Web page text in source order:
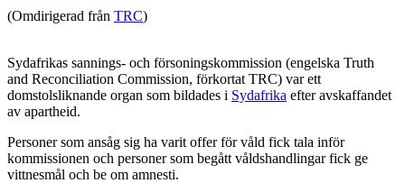
(Omdirigerad från TRC)
Sydafrikas sannings- och försoningskommission (engelska Truth
and Reconciliation Commission, förkortat TRC) var ett
domstolsliknande organ som bildades i Sydafrika efter avskaffandet
av apartheid.
Personer som ansåg sig ha varit offer för våld fick tala inför
kommissionen och personer som begått våldshandlingar fick ge
vittnesmål och be om amnesti.